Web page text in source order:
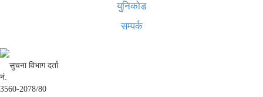
युनिकोड
सम्पर्क
सुचना विभाग दर्ता
नं.
3560-2078/80